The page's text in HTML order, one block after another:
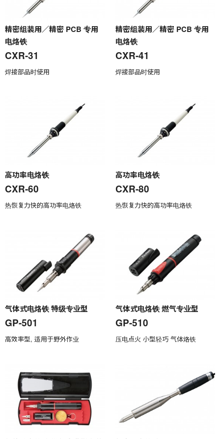
精密组装用／精密 PCB 专用
电烙铁
CXR-31
焊接部品时使用
精密组装用／精密 PCB 专用
电烙铁
CXR-41
焊接部品时使用
高功率电烙铁
CXR-60
热恢复力快的高功率电烙铁
高功率电烙铁
CXR-80
热恢复力快的高功率电烙铁
气体式电烙铁 特级专业型
GP-501
高效率型, 适用于野外作业
气体式电烙铁 燃气专业型
GP-510
压电点火 小型轻巧 气体烙铁